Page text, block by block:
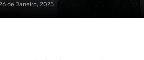
de Janeiro, 2025